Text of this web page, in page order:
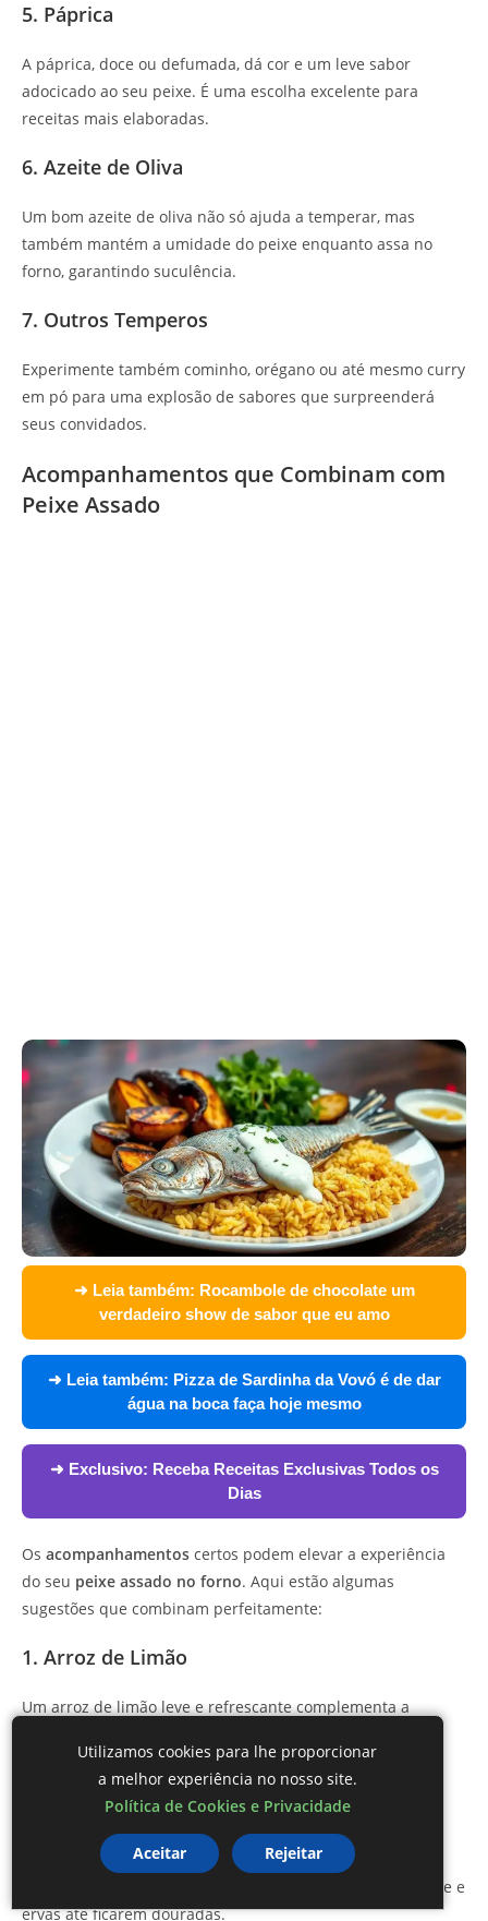
5. Páprica
A páprica, doce ou defumada, dá cor e um leve sabor
adocicado ao seu peixe. É uma escolha excelente para
receitas mais elaboradas.
6. Azeite de Oliva
Um bom azeite de oliva não só ajuda a temperar, mas
também mantém a umidade do peixe enquanto assa no
forno, garantindo suculência.
7. Outros Temperos
Experimente também cominho, orégano ou até mesmo curry
em pó para uma explosão de sabores que surpreenderá
seus convidados.
Acompanhamentos que Combinam com
Peixe Assado
➜ Leia também: Rocambole de chocolate um
verdadeiro show de sabor que eu amo
➜ Leia também: Pizza de Sardinha da Vovó é de dar
água na boca faça hoje mesmo
➜ Exclusivo: Receba Receitas Exclusivas Todos os
Dias
Os acompanhamentos certos podem elevar a experiência
do seu peixe assado no forno. Aqui estão algumas
sugestões que combinam perfeitamente:
1. Arroz de Limão
Um arroz de limão leve e refrescante complementa a
frescas para um toque especial.
2. Batatas Assadas
Batatas são sempre uma ótima escolha. Pode ser batata
doce ou inglesa, cortadas em rodelas e assadas com azeite e
ervas até ficarem douradas.
Utilizamos cookies para lhe proporcionar
a melhor experiência no nosso site.
Política de Cookies e Privacidade
Aceitar Rejeitar